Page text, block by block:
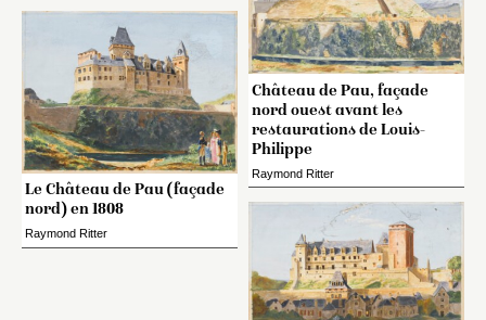
Le Château de Pau (façade
nord) en 1808
Raymond Ritter
Château de Pau, façade
nord ouest avant les
restaurations de Louis-
Philippe
Raymond Ritter